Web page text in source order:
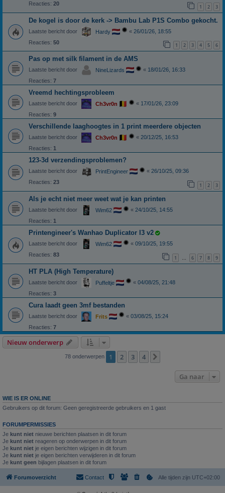
Reacties: 20 1 2 3
De kogel is door de kerk -> Bambu Lab P1S Combo gekocht.
Laatste bericht door Hardy « 26/01/26, 18:55
Reacties: 50 1 2 3 4 5 6
Pas op met silk filament in de AMS
Laatste bericht door NineLizards « 18/01/26, 16:33
Reacties: 7
Vreemd hechtingsprobleem
Laatste bericht door Ch3vr0n « 17/01/26, 23:09
Reacties: 9
Verschillende laaghoogtes in 1 print meerdere objecten
Laatste bericht door Ch3vr0n « 20/12/25, 16:53
Reacties: 1
123-3d verzendingsproblemen?
Laatste bericht door PrintEngineer « 26/10/25, 09:36
Reacties: 23 1 2 3
Als je echt niet meer weet wat je kan printen
Laatste bericht door Wim62 « 24/10/25, 14:55
Reacties: 1
Printengineer's Wanhao Duplicator I3 v2
Laatste bericht door Wim62 « 09/10/25, 19:55
Reacties: 83 1 … 6 7 8 9
HT PLA (High Temperature)
Laatste bericht door Puffeltje « 04/08/25, 21:48
Reacties: 3
Cura laadt geen 3mf bestanden
Laatste bericht door Frits « 03/08/25, 15:24
Reacties: 7
Nieuw onderwerp
78 onderwerpen 1 2 3 4
Ga naar
WIE IS ER ONLINE
Gebruikers op dit forum: Geen geregistreerde gebruikers en 1 gast
FORUMPERMISSIES
Je kunt niet nieuwe berichten plaatsen in dit forum
Je kunt niet reageren op onderwerpen in dit forum
Je kunt niet je eigen berichten wijzigen in dit forum
Je kunt niet je eigen berichten verwijderen in dit forum
Je kunt geen bijlagen plaatsen in dit forum
Forumoverzicht Alle tijden zijn UTC+02:00
Contact